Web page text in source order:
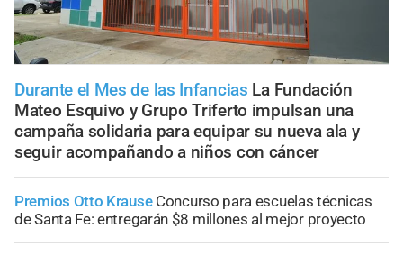
Durante el Mes de las Infancias La Fundación
Mateo Esquivo y Grupo Triferto impulsan una
campaña solidaria para equipar su nueva ala y
seguir acompañando a niños con cáncer
Premios Otto Krause Concurso para escuelas técnicas
de Santa Fe: entregarán $8 millones al mejor proyecto